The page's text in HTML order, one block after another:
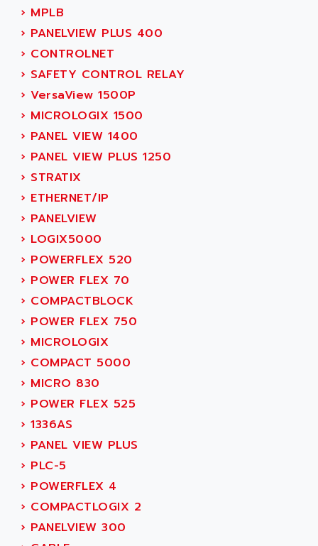
631
DBS
CQM1H
ESG
TP27
MOVIDRIVE
MDS
COMBIVERT
COMBIVERT S4
VSF
TI-305
DIAS
SMTBSI
MP
SIMATIC PC
DPH
STATOVAR
UCD
SINUMERIK 820
SIMOREG K
ALIMENTATION
IRT
DIGIPLAN
TPD32
ZELIO
SIMATIC S5-95F
ANALOG DEVICES
ANALOGIC
ANALOX
ANATEL
ANCA
ANCAR
ANDERS ELECTRONICS
ANDERSON POWER PRODUCTS
ANDERSON-NEGELE
ANDRON
ANELEC
ANILAM
ANIME
ANIOS
ANKAM
ANKER
ANRITSU
ANS
ANSALDO
ANSELL
ANSMANN
ANSYCO
ANTEC
ANTEK INSTRUMENTS
ANUVA TECHNOLOGIES
ANYBUS
› MPLB
› PANELVIEW PLUS 400
› CONTROLNET
› SAFETY CONTROL RELAY
› VersaView 1500P
› MICROLOGIX 1500
› PANEL VIEW 1400
› PANEL VIEW PLUS 1250
› STRATIX
› ETHERNET/IP
› PANELVIEW
› LOGIX5000
› POWERFLEX 520
› POWER FLEX 70
› COMPACTBLOCK
› POWER FLEX 750
› MICROLOGIX
› COMPACT 5000
› MICRO 830
› POWER FLEX 525
› 1336AS
› PANEL VIEW PLUS
› PLC-5
› POWERFLEX 4
› COMPACTLOGIX 2
› PANELVIEW 300